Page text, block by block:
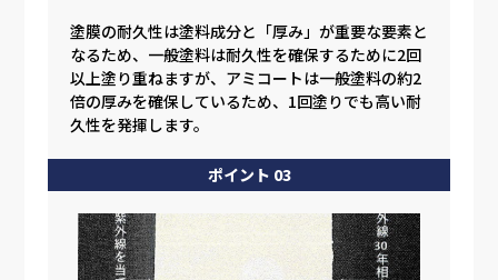
塗膜の耐久性は塗料成分と「厚み」が重要な要素と
なるため、一般塗料は耐久性を確保するために2回
以上塗り重ねますが、アミコートは一般塗料の約2
倍の厚みを確保しているため、1回塗りでも高い耐
久性を発揮します。
ポイント 03